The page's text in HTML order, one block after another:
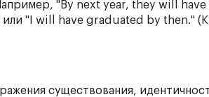
"By next year, they will
"I will have graduated by then."
существования,